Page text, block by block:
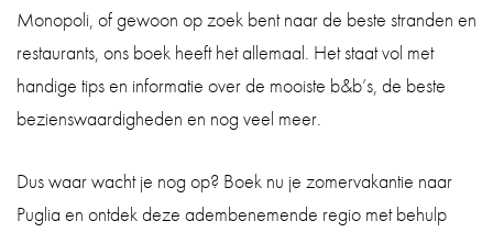
Monopoli, of gewoon op zoek bent naar de beste stranden en
restaurants, ons boek heeft het allemaal. Het staat vol met
handige tips en informatie over de mooiste b&b’s, de beste
bezienswaardigheden en nog veel meer.
Dus waar wacht je nog op? Boek nu je zomervakantie naar
Puglia en ontdek deze adembenemende regio met behulp